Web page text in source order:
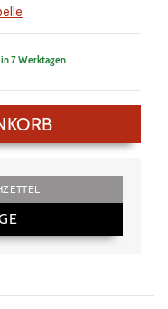
7 Werktagen